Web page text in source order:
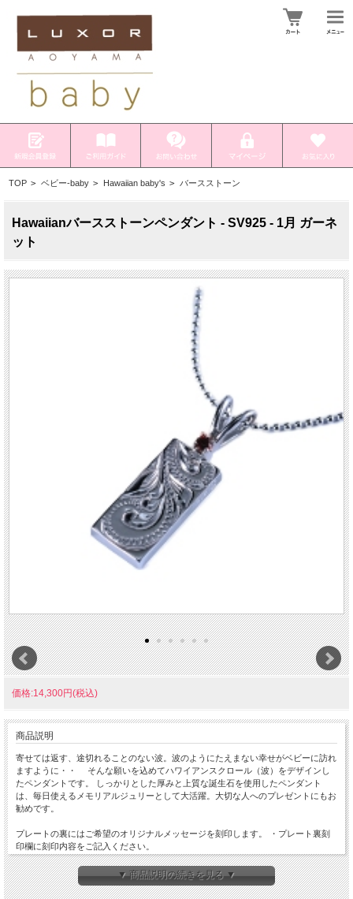
TOP > ベビー-baby > Hawaiian baby's > バースストーン
Hawaiianバースストーンペンダント - SV925 - 1月 ガーネ
ット
価格:14,300円(税込)
商品説明
寄せては返す、途切れることのない波。波のようにたえまない幸せがベビーに訪れ
ますように・・ そんな願いを込めてハワイアンスクロール（波）をデザインし
たペンダントです。 しっかりとした厚みと上質な誕生石を使用したペンダント
は、毎日使えるメモリアルジュリーとして大活躍。大切な人へのプレゼントにもお
勧めです。
プレートの裏にはご希望のオリジナルメッセージを刻印します。 ・プレート裏刻
印欄に刻印内容をご記入ください。
▼ 商品説明の続きを見る ▼